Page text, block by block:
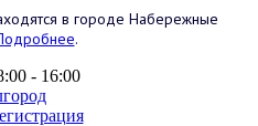
в городе Набережные
.
- 16:00